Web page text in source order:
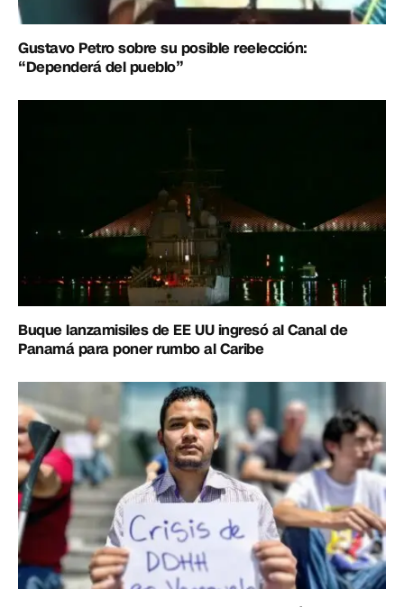
Gustavo Petro sobre su posible reelección:
“Dependerá del pueblo”
Buque lanzamisiles de EE UU ingresó al Canal de
Panamá para poner rumbo al Caribe